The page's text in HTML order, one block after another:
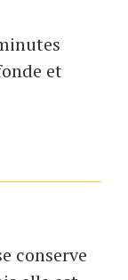
et
conserve